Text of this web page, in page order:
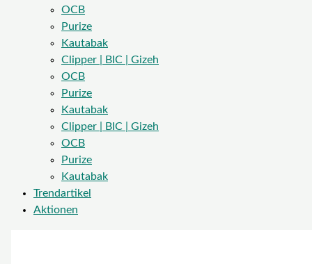
OCB
Purize
Kautabak
Clipper | BIC | Gizeh
OCB
Purize
Kautabak
Clipper | BIC | Gizeh
OCB
Purize
Kautabak
Trendartikel
Aktionen